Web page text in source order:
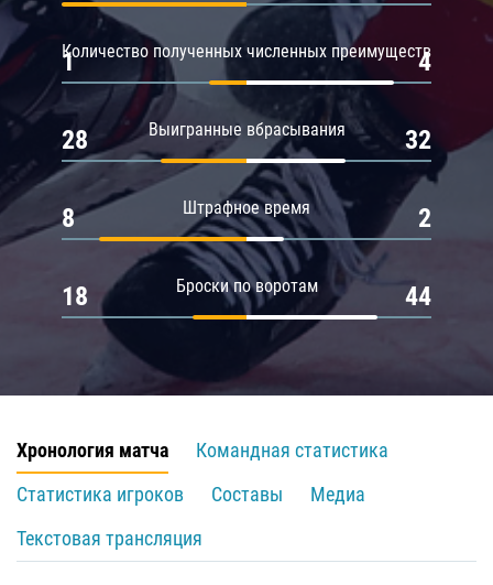
Количество полученных численных преимуществ
1 4
Выигранные вбрасывания
28 32
Штрафное время
8 2
Броски по воротам
18 44
Хронология матча
Командная статистика
Статистика игроков
Составы
Медиа
Текстовая трансляция